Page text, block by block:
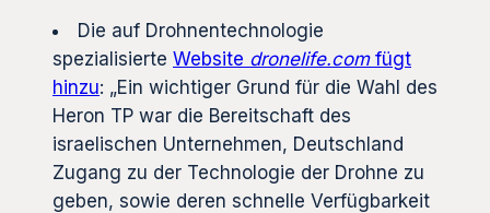
Die auf Drohnentechnologie
spezialisierte Website dronelife.comfügt
hinzu: „Ein wichtiger Grund für die Wahl des
Heron TP war die Bereitschaft des
israelischen Unternehmen, Deutschland
Zugang zu der Technologie der Drohne zu
geben, sowie deren schnelle Verfügbarkeit